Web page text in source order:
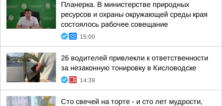
Планерка. В министерстве природных
ресурсов и охраны окружающей среды края
состоялось рабочее совещание
15:00
26 водителей привлекли к ответственности
за незаконную тонировку в Кисловодске
14:39
Сто свечей на торте - и сто лет мудрости,